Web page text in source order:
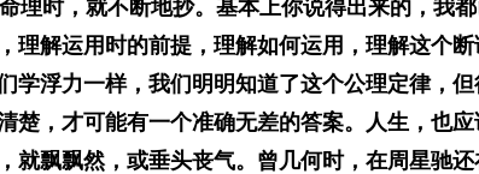
理时，就不断地抄。基本上你说得出来的，我
理解运用时的前提，理解如何运用，理解这个
学浮力一样，我们明明知道了这个公理定律，
楚，才可能有一个准确无差的答案。人生，也
就飘飘然，或垂头丧气。曾几何时，在周星驰